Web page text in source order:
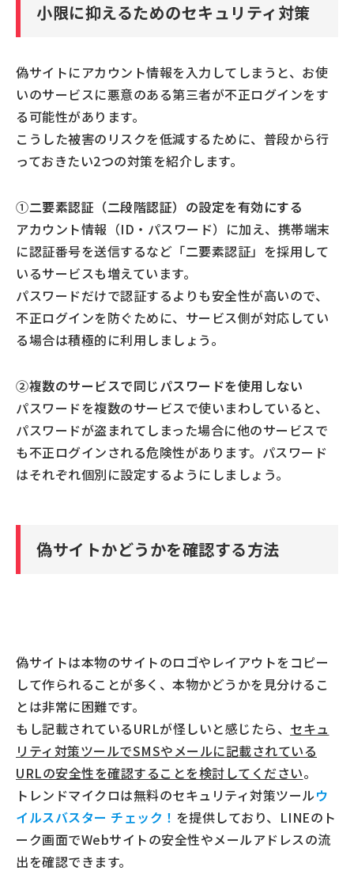
小限に抑えるためのセキュリティ対策
偽サイトにアカウント情報を入力してしまうと、お使
いのサービスに悪意のある第三者が不正ログインをす
る可能性があります。
こうした被害のリスクを低減するために、普段から行
っておきたい2つの対策を紹介します。
①二要素認証（二段階認証）の設定を有効にする
アカウント情報（ID・パスワード）に加え、携帯端末
に認証番号を送信するなど「二要素認証」を採用して
いるサービスも増えています。
パスワードだけで認証するよりも安全性が高いので、
不正ログインを防ぐために、サービス側が対応してい
る場合は積極的に利用しましょう。
②複数のサービスで同じパスワードを使用しない
パスワードを複数のサービスで使いまわしていると、
パスワードが盗まれてしまった場合に他のサービスで
も不正ログインされる危険性があります。パスワード
はそれぞれ個別に設定するようにしましょう。
偽サイトかどうかを確認する方法
偽サイトは本物のサイトのロゴやレイアウトをコピー
して作られることが多く、本物かどうかを見分けるこ
とは非常に困難です。
もし記載されているURLが怪しいと感じたら、 セキュ
リティ対策ツールでSMSやメールに記載されている
URLの安全性を確認することを検討してください。
トレンドマイクロは無料のセキュリティ対策ツールウ
イルスバスター チェック！ を提供しており、LINEのト
ーク画面でWebサイトの安全性やメールアドレスの流
出を確認できます。